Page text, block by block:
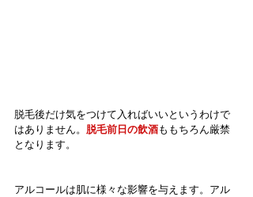
脱毛後だけ気をつけて入ればいいというわけで
はありません。 脱毛前日の飲酒ももちろん厳禁
となります。
アルコールは肌に様々な影響を与えます。アル